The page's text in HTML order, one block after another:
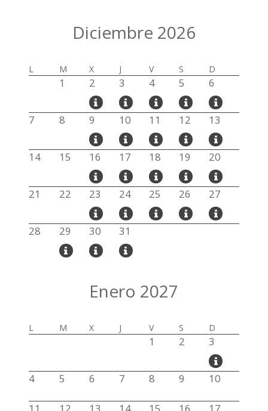
Diciembre 2026
L M X J V S D
1 2 3 4 5 6
7 8 9 10 11 12 13
14 15 16 17 18 19 20
21 22 23 24 25 26 27
28 29 30 31
Enero 2027
L M X J V S D
1 2 3
4 5 6 7 8 9 10